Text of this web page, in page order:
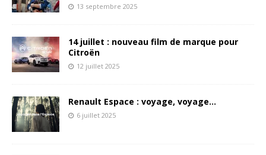
13 septembre 2025
14 juillet : nouveau film de marque pour
Citroën
12 juillet 2025
Renault Espace : voyage, voyage…
6 juillet 2025